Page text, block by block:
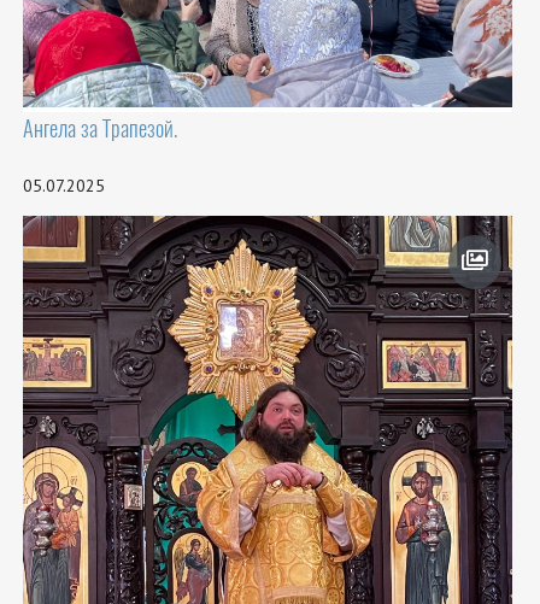
Ангела за Трапезой.
05.07.2025